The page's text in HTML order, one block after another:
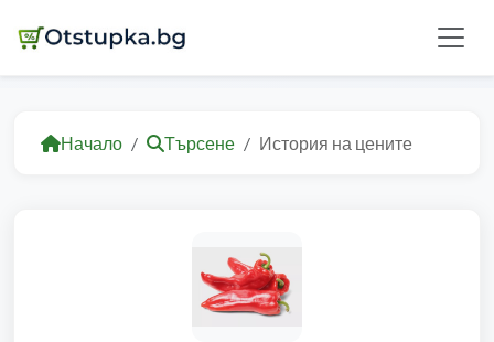
Начало Търсене История на цените